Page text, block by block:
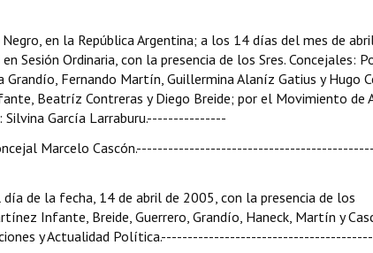
en la República Argentina; a los 14 días del mes de
Sesión Ordinaria, con la presencia de los Sres. Concejales:
Fernando Martín, Guillermina Alaníz Gatius y Hugo
Beatríz Contreras y Diego Breide; por el Movimiento de
Silvina García Larraburu.---------------
Marcelo
de la fecha, 14 de abril de 2005, con la presencia de los
Infante, Breide, Guerrero, Grandío, Haneck, Martín y
y Actualidad